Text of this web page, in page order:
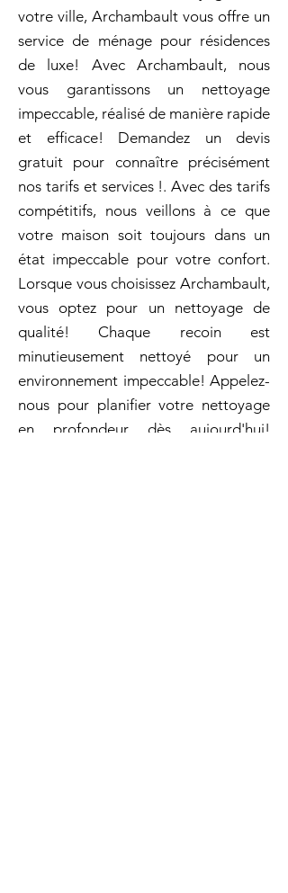
votre ville, Archambault vous offre un
service de ménage pour résidences
de luxe! Avec Archambault, nous
vous garantissons un nettoyage
impeccable, réalisé de manière rapide
et efficace! Demandez un devis
gratuit pour connaître précisément
nos tarifs et services !. Avec des tarifs
compétitifs, nous veillons à ce que
votre maison soit toujours dans un
état impeccable pour votre confort.
Lorsque vous choisissez Archambault,
vous optez pour un nettoyage de
qualité! Chaque recoin est
minutieusement nettoyé pour un
environnement impeccable! Appelez-
nous pour planifier votre nettoyage
en profondeur dès aujourd'hui!